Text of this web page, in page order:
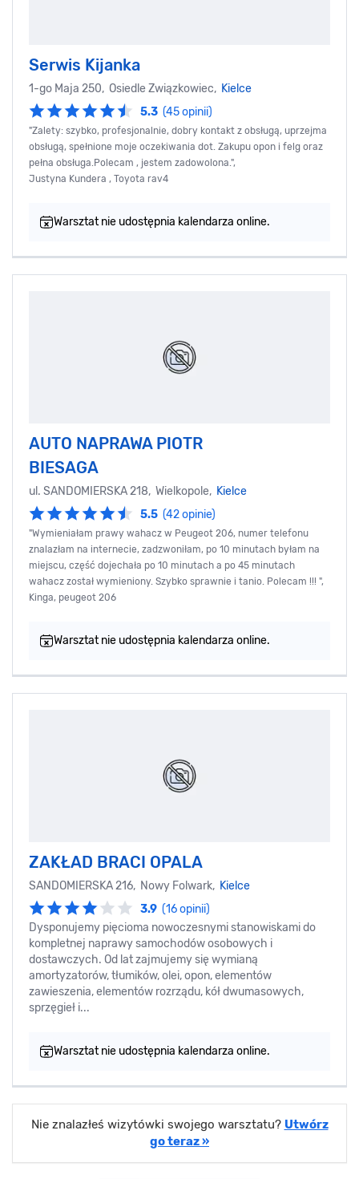
Serwis Kijanka
1-go Maja 250, Osiedle Związkowiec, Kielce
5.3 (45 opinii)
"Zalety: szybko, profesjonalnie, dobry kontakt z obsługą, uprzejma
obsługą, spełnione moje oczekiwania dot. Zakupu opon i felg oraz
pełna obsługa.Polecam , jestem zadowolona.",
Justyna Kundera , Toyota rav4
Warsztat nie udostępnia kalendarza online.
AUTO NAPRAWA PIOTR
BIESAGA
ul. SANDOMIERSKA 218, Wielkopole, Kielce
5.5 (42 opinie)
"Wymieniałam prawy wahacz w Peugeot 206, numer telefonu
znalazłam na internecie, zadzwoniłam, po 10 minutach byłam na
miejscu, część dojechała po 10 minutach a po 45 minutach
wahacz został wymieniony. Szybko sprawnie i tanio. Polecam !!! ",
Kinga, peugeot 206
Warsztat nie udostępnia kalendarza online.
ZAKŁAD BRACI OPALA
SANDOMIERSKA 216, Nowy Folwark, Kielce
3.9 (16 opinii)
Dysponujemy pięcioma nowoczesnymi stanowiskami do
kompletnej naprawy samochodów osobowych i
dostawczych. Od lat zajmujemy się wymianą
amortyzatorów, tłumików, olei, opon, elementów
zawieszenia, elementów rozrządu, kół dwumasowych,
sprzęgieł i...
Warsztat nie udostępnia kalendarza online.
Nie znalazłeś wizytówki swojego warsztatu? Utwórz
go teraz »